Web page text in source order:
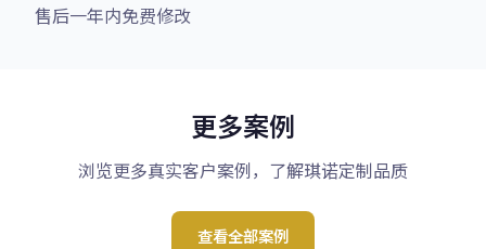
售后一年内免费修改
更多案例
浏览更多真实客户案例，了解琪诺定制品质
查看全部案例